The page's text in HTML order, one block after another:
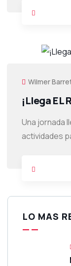
Wilmer
¡Llega EL
Una jornada
actividades
LO MAS